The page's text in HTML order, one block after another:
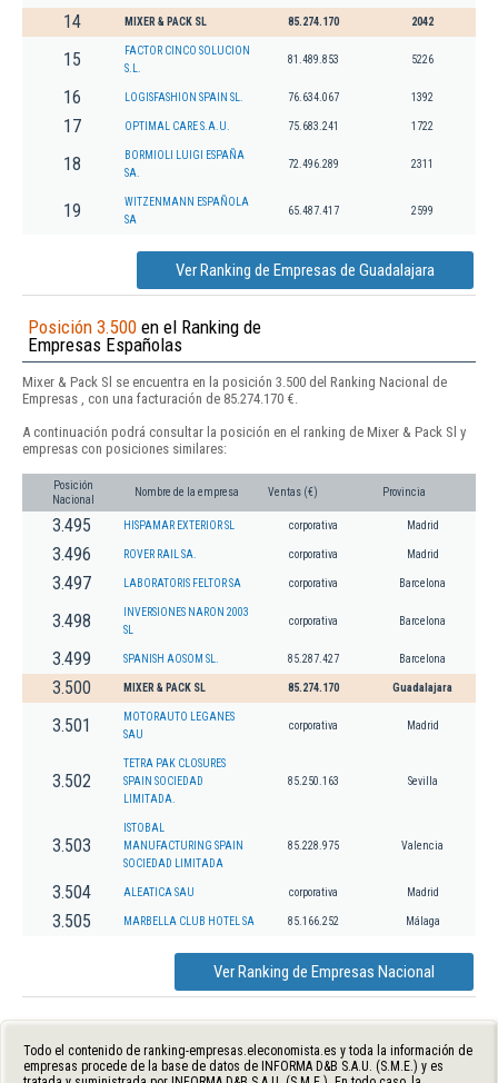
14 MIXER & PACK SL 85.274.170 2042
15
FACTOR CINCO SOLUCION
S.L.
81.489.853 5226
16 LOGISFASHION SPAIN SL. 76.634.067 1392
17 OPTIMAL CARE S.A.U. 75.683.241 1722
18
BORMIOLI LUIGI ESPAÑA
SA.
72.496.289 2311
19
WITZENMANN ESPAÑOLA
SA
65.487.417 2599
Ver Ranking de Empresas de Guadalajara
Posición 3.500 en el Ranking de
Empresas Españolas
Mixer & Pack Sl se encuentra en la posición 3.500 del Ranking Nacional de
Empresas , con una facturación de 85.274.170 €.
A continuación podrá consultar la posición en el ranking de Mixer & Pack Sl y
empresas con posiciones similares:
Posición
Nacional
Nombre de la empresa Ventas (€) Provincia
3.495 HISPAMAR EXTERIOR SL corporativa Madrid
3.496 ROVER RAIL SA. corporativa Madrid
3.497 LABORATORIS FELTOR SA corporativa Barcelona
3.498
INVERSIONES NARON 2003
SL
corporativa Barcelona
3.499 SPANISH AOSOM SL. 85.287.427 Barcelona
3.500 MIXER & PACK SL 85.274.170 Guadalajara
3.501
MOTORAUTO LEGANES
SAU
corporativa Madrid
3.502
TETRA PAK CLOSURES
SPAIN SOCIEDAD
LIMITADA.
85.250.163 Sevilla
3.503
ISTOBAL
MANUFACTURING SPAIN
SOCIEDAD LIMITADA
85.228.975 Valencia
3.504 ALEATICA SAU corporativa Madrid
3.505 MARBELLA CLUB HOTEL SA 85.166.252 Málaga
Ver Ranking de Empresas Nacional
Todo el contenido de ranking-empresas.eleconomista.es y toda la información de
empresas procede de la base de datos de INFORMA D&B S.A.U. (S.M.E.) y es